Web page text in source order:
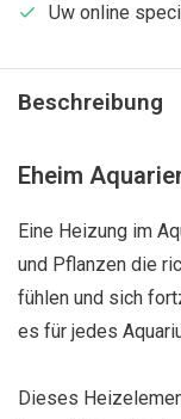
Uw online
Beschreibung
Eheim
Eine Heizung im
und Pflanzen die
fühlen und sich
es für jedes
Dieses